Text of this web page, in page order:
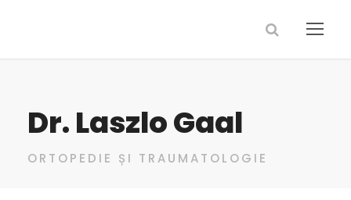
Dr. Laszlo Gaal
ORTOPEDIE ȘI TRAUMATOLOGIE